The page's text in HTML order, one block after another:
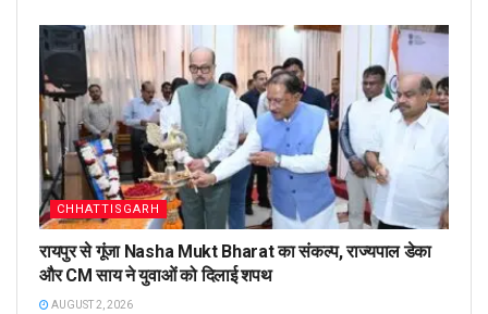
CHHATTISGARH
रायपुर से गूंजा Nasha Mukt Bharat का संकल्प, राज्यपाल डेका
और CM साय ने युवाओं को दिलाई शपथ
AUGUST 2, 2026